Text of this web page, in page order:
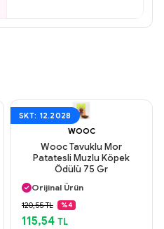
SKT: 12.2028
WOOC
Wooc Tavuklu Mor
Patatesli Muzlu Köpek
Ödülü 75 Gr
Aynı Gün Kargo
Orijinal Ürün
Güvenli Ödeme
Aynı Gün Kargo
120,55 TL %4
115,54 TL